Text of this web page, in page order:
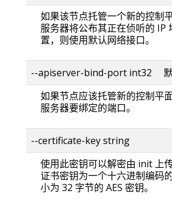
如果该节点托管一个新的控制
服务器将公布其正在侦听的 IP
置，则使用默认网络接口。
--apiserver-bind-port int32 默
如果节点应该托管新的控制平
服务器要绑定的端口。
--certificate-key string
使用此密钥可以解密由 init 上
证书密钥为一个十六进制编码
小为 32 字节的 AES 密钥。